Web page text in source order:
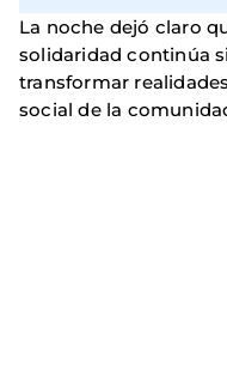
La noche dejó claro
solidaridad continúa
transformar
social de la